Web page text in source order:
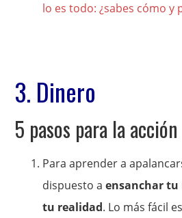
lo es todo: ¿sabes cómo y
3. Dinero
5 pasos para la acción
Para aprender a
dispuesto aensanchar tu
tu realidad. Lo más fácil